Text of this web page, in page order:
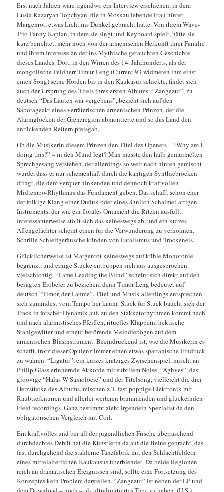
Erst nach Jahren wäre irgendwo ein Interview erschienen, in dem
Lusia Kazaryan-Topchyan, die in Moskau lebende Frau hinter
Margenrot, etwas Licht ins Dunkel gebracht hätte. Von ihrem Wave-
Trio Fanny Kaplan, in dem sie singt und Keyboard spielt, hätte sie
kurz berichtet, mehr noch von der armenischen Herkunft ihrer Familie
und ihrem Interesse an der ins Mythische getauchten Geschichte
dieses Landes. Dort, in den Wirren des 14. Jahrhunderts, als der
mongolische Feldherr Timur Leng (Current 93 widmeten ihm einst
einen Song) seine Horden bis in den Kaukasus schickte, findet sich
auch der Ursprung des Titels ihres ersten Albums: “Zangezur”, zu
deutsch “Das Läuten war vergebens”, bezieht sich auf den
Sabotageakt eines verräterischen armenischen Prinzen, der die
Alarmglocken der Grenzregion abmontierte und so das Land den
anrückenden Reitern preisgab.
Ob die Musikerin diesem Prinzen den Titel des Openers – “Why am I
doing this?” – in den Mund legt? Man müsste den halb gemurmelten
Sprechgesang verstehen, der allerdings so weit nach hinten gemischt
wurde, dass er nur schemenhaft durch die kantigen Synthiebrocken
dringt, die dem verquer hinkenden und dennoch kraftvollen
Midtempo-Rhythmus das Fundament geben. Das schafft schon eher
der folkige Klang einer Duduk oder eines ähnlich Schalmei-artigen
Instruments, der wie ein florales Ornament die Ritzen ausfüllt.
Interessanterweise stößt sich das keineswegs ab, und ein kurzes
Affengelächter scheint einen für die Verwunderung zu verhöhnen.
Schrille Schleifgeräusche künden von Fatalismus und Trockeneis.
Glücklicherweise ist Margenrot keineswegs auf kühle Monotonie
begrenzt, und einige Stücke entpuppen sich aus ausgesprochen
vielschichtig. “Lame Leading the Blind” scheint sich direkt auf den
besagten Eroberer zu beziehen, denn Timor Leng bedeutet auf
deutsch “Timor, der Lahme”. Titel und Musik allerdings entsprechen
sich zumindest vom Tempo her kaum: Stück für Stück baucht sich der
Track in forscher Dynamik auf, zu den Stakkatorhythmen kommt nach
und nach alarmistisches Pfeiffen, rituelles Klappern, hektische
Stahlgewitter und erneut betörende Melodiebögen auf dem
armenischen Blasinstrument. Beeindruckend ist, wie die Musikerin es
schafft, trotz dieser Opulenz immer einen etwas spartanische Eindruck
zu wahren. “Ligatur”, ein kurzes kratziges Zwischenspiel, mischt an
Philip Glass erinnernde Akkorde mit subtilem Noise, “Aghves”, das
groovige “Halas W Samolocie” und der Titelsong, vielleicht die drei
Herzstücke des Albums, mischen z.T. fast poppige Elektronik mit
Raubtierknurren und allerlei weiteren brummenden und gluckernden
Field recordings. Ganz bestimmt zieht irgendein Spezialist da den
obligatorischen Vergleich mit Coil.
Ein kraftvolles und bei all der jugendlichen Frische überraschend
durchdachtes Debüt hat die Künstlerin da auf die Beine gebracht, das
fast durchgehend die stählerne Tanzfabrik mit den Schlachtfeldern
eines mittelalterlichen Kaukausus überblendet. Da beide Regionen
reich an dramatischen Ereignissen sind, sollte eine Fortsetzung des
Konzeptes kein Problem darstellen. “Zangezur” ist neben der LP und